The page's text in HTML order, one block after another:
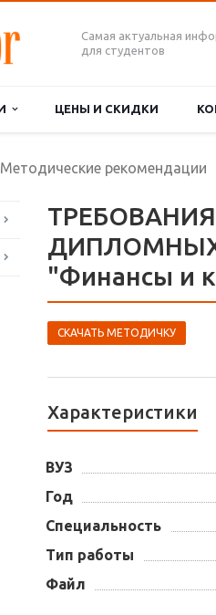
Самая актуальная
для студентов
ЦЕНЫ И СКИДКИ
Методические рекомендации
ДИПЛОМНЫХ
"Финансы и
СКАЧАТЬ МЕТОДИЧКУ
Характеристики
ВУЗ
Год
Специальность
Тип работы
Файл